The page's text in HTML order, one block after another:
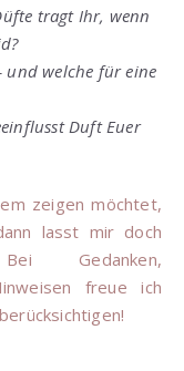
tragt Ihr, wenn
und welche für eine
Duft Euer
zeigen möchtet,
lasst mir doch
Gedanken,
freue ich